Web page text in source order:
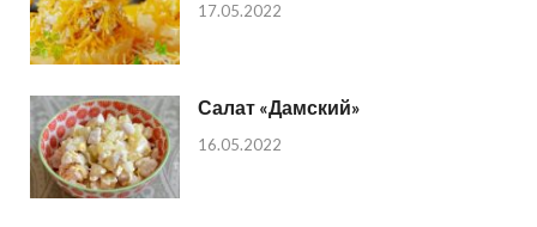
17.05.2022
Салат «Дамский»
16.05.2022